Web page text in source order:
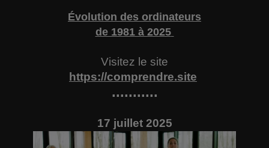
Évolution des ordinateurs
de 1981 à 2025
Visitez le site
https://comprendre.site
...........
17 juillet 2025